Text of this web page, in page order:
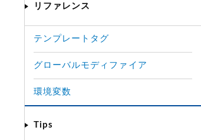
リファレンス
テンプレートタグ
グローバルモディファイア
環境変数
Tips